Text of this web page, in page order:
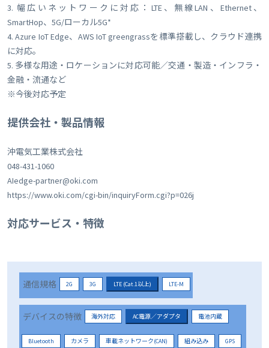
3. 幅広いネットワークに対応：LTE、無線LAN、Ethernet、
SmartHop、5G/ローカル5G*
4. Azure IoT Edge、AWS IoT greengrassを標準搭載し、クラウド連携
に対応。
5. 多様な用途・ロケーションに対応可能／交通・製造・インフラ・
金融・流通など
※今後対応予定
提供会社・製品情報
沖電気工業株式会社
048-431-1060
AIedge-partner@oki.com
https://www.oki.com/cgi-bin/inquiryForm.cgi?p=026j
対応サービス・特徴
通信規格 2G 3G LTE (Cat.1以上) LTE-M
デバイスの特徴 海外対応 AC電源／アダプタ 電池内蔵
Bluetooth カメラ 車載ネットワーク(CAN) 組み込み GPS